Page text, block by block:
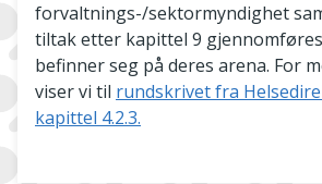
forvaltnings-/sektormyndighet
tiltak etter kapittel 9
befinner seg på deres arena. For
viser vi til rundskrivet fra
kapittel 4.2.3.